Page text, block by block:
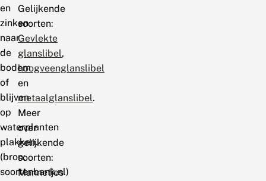
en
zinken
naar
de
bodem
of
blijven
op
waterplanten
plakken.
(bron:
soortenbank.nl)
Gelijkende
soorten:
Gevlekte
glanslibel,
hoogveenglanslibel
en
metaalglanslibel.
Meer
over
gelijkende
soorten:
Mannetjes